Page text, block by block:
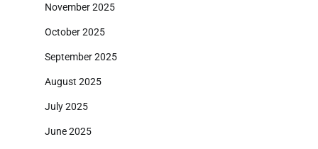
November 2025
October 2025
September 2025
August 2025
July 2025
June 2025